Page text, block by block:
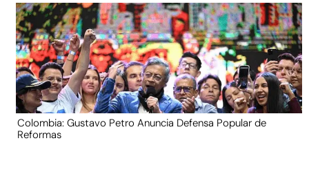
Colombia: Gustavo Petro Anuncia Defensa Popular de
Reformas